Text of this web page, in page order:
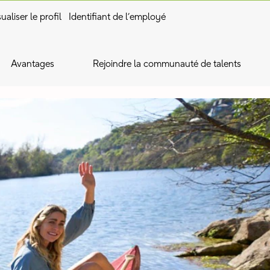
le profil Identifiant de l’employé
Avantages Rejoindre la communauté de talents